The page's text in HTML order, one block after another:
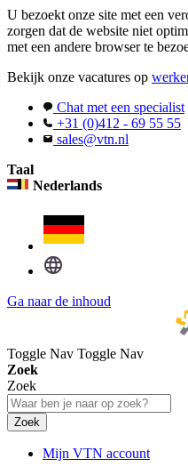
U bezoekt onze site met een
zorgen dat de website niet
met een andere browser te
Bekijk onze vacatures op
Chat met een specialist
+31 (0)412 - 69 55 55
sales@vtn.nl
Taal
Nederlands
Ga naar de inhoud
Toggle Nav Toggle Nav
Zoek
Zoek
Zoek
Mijn VTN account